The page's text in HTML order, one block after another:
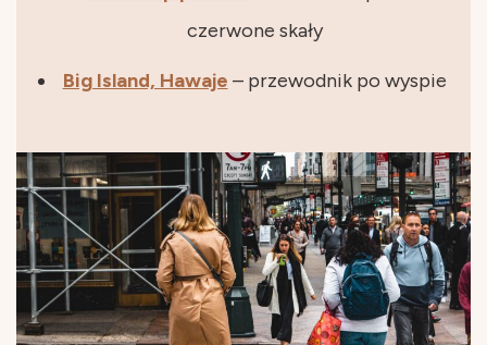
czerwone skały
Big Island, Hawaje – przewodnik po wyspie